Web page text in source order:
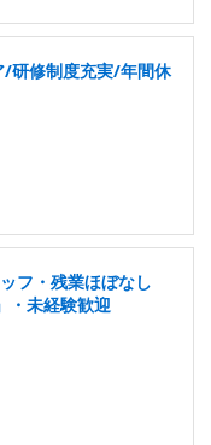
研修制度充実/年間休
フ・残業ほぼなし
・未経験歓迎